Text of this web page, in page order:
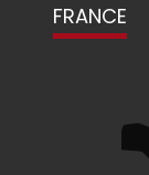
FRANCE